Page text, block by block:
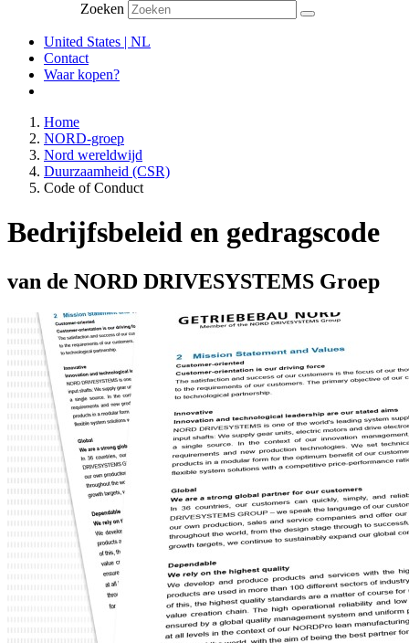
Zoeken
United States | NL
Contact
Waar kopen?
Home
NORD-groep
Nord wereldwijd
Duurzaamheid (CSR)
Code of Conduct
Bedrijfsbeleid en gedragscode
van de NORD DRIVESYSTEMS Groep